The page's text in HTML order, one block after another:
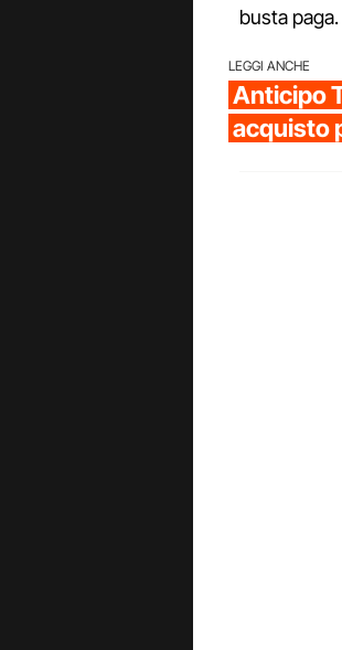
busta
LEGGI ANCHE
Anticipo
acquisto